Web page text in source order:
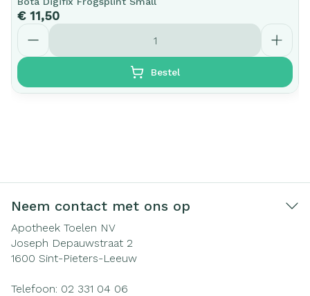
€ 11,50
Aantal
Bestel
Neem contact met ons op
Apotheek Toelen NV
Joseph Depauwstraat 2
1600 Sint-Pieters-Leeuw
Telefoon: 02 331 04 06